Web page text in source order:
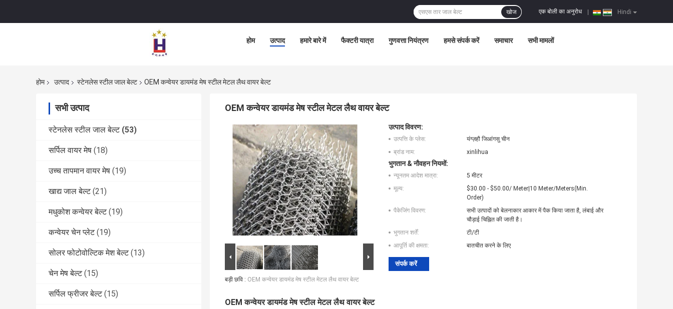
Hindi
एक बोली का अनुरोध
खोज
होम उत्पाद हमारे बारे में फैक्टरी यात्रा गुणवत्ता नियंत्रण हमसे संपर्क करें समाचार सभी मामलों
होम उत्पाद स्टेनलेस स्टील जाल बेल्ट OEM कन्वेयर डायमंड मेष स्टील मेटल लैथ वायर बेल्ट
सभी उत्पाद
स्टेनलेस स्टील जाल बेल्ट (53)
सर्पिल वायर मेष (18)
उच्च तापमान वायर मेष (19)
खाद्य जाल बेल्ट (21)
मधुकोश कन्वेयर बेल्ट (19)
कन्वेयर चेन प्लेट (19)
सोलर फोटोवोल्टिक मेश बेल्ट (13)
चेन मेष बेल्ट (15)
सर्पिल फ्रीजर बेल्ट (15)
OEM कन्वेयर डायमंड मेष स्टील मेटल लैथ वायर बेल्ट
बड़ी छवि : OEM कन्वेयर डायमंड मेष स्टील मेटल लैथ वायर बेल्ट
उत्पाद विवरण:
उत्पत्ति के प्लेस:
यंग्ज़हौ जिआंगसु चीन
ब्रांड नाम:
xinlihua
भुगतान & नौवहन नियमों:
न्यूनतम आदेश मात्रा:
5 मीटर
मूल्य:
$30.00 - $50.00/ Meter|10 Meter/Meters(Min.
Order)
पैकेजिंग विवरण:
सभी उत्पादों को बेलनाकार आकार में पैक किया जाता है, लंबाई और
चौड़ाई चिह्नित की जाती है।
भुगतान शर्तें:
टी/टी
आपूर्ति की क्षमता:
बातचीत करने के लिए
संपर्क करें
OEM कन्वेयर डायमंड मेष स्टील मेटल लैथ वायर बेल्ट